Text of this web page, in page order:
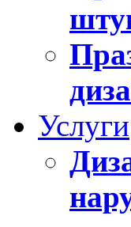
Услуги